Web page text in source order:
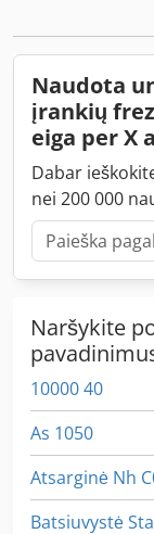
Naudota
įrankių
eiga per X
Dabar
nei 200 000
Naršykite
10000 40
As 1050
Atsarginė Nh
Batsiuvystė